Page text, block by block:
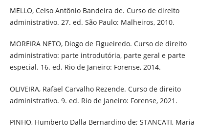
MELLO, Celso Antônio Bandeira de. Curso de direito
administrativo. 27. ed. São Paulo: Malheiros, 2010.
MOREIRA NETO, Diogo de Figueiredo. Curso de direito
administrativo: parte introdutória, parte geral e parte
especial. 16. ed. Rio de Janeiro: Forense, 2014.
OLIVEIRA, Rafael Carvalho Rezende. Curso de direito
administrativo. 9. ed. Rio de Janeiro: Forense, 2021.
PINHO, Humberto Dalla Bernardino de; STANCATI, Maria